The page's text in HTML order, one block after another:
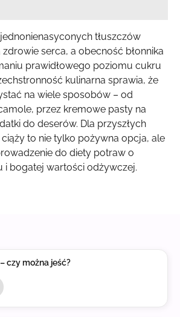
tłuszczów
serca, a obecność błonnika
prawidłowego poziomu cukru
kulinarna sprawia, że
na wiele sposobów – od
przez kremowe pasty na
do deserów. Dla przyszłych
to nie tylko pożywna opcja, ale
do diety potraw o
i bogatej wartości odżywczej.
czy można jeść?